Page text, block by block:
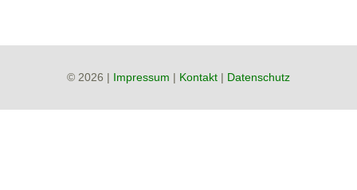
© 2026 | Impressum | Kontakt | Datenschutz